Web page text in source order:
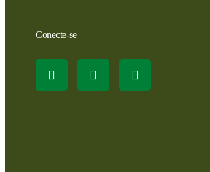
Conecte-se